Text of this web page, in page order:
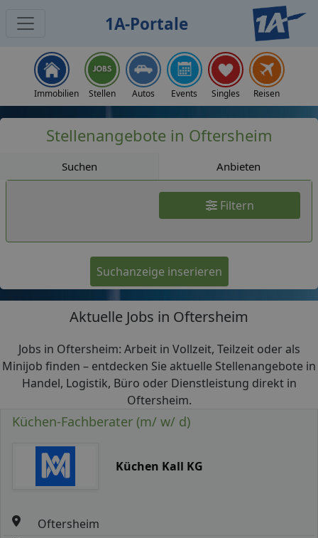
1A-Portale
Immobilien Stellen Autos Events Singles Reisen
Stellenangebote in Oftersheim
Suchen Anbieten
Filtern
Suchanzeige inserieren
Aktuelle Jobs in Oftersheim
Jobs in Oftersheim: Arbeit in Vollzeit, Teilzeit oder als
Minijob finden – entdecken Sie aktuelle Stellenangebote in
Handel, Logistik, Büro oder Dienstleistung direkt in
Oftersheim.
Küchen-Fachberater (m/ w/ d)
Küchen Kall KG
Oftersheim